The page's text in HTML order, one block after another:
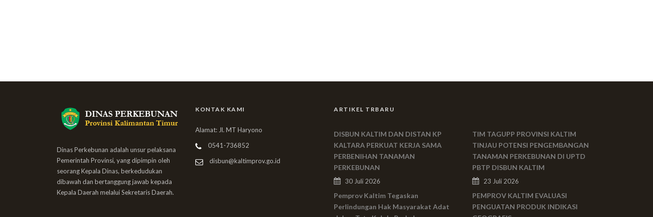
Dinas Perkebunan adalah unsur pelaksana
Pemerintah Provinsi, yang dipimpin oleh
seorang Kepala Dinas, berkedudukan
dibawah dan bertanggung jawab kepada
Kepala Daerah melalui Sekretaris Daerah.
KONTAK KAMI
Alamat: Jl. MT Haryono
0541-736852
disbun@kaltimprov.go.id
ARTIKEL TRBARU
DISBUN KALTIM DAN DISTAN KP
KALTARA PERKUAT KERJA SAMA
PERBENIHAN TANAMAN
PERKEBUNAN
30 Juli 2026
Pemprov Kaltim Tegaskan
Perlindungan Hak Masyarakat Adat
TIM TAGUPP PROVINSI KALTIM
TINJAU POTENSI PENGEMBANGAN
TANAMAN PERKEBUNAN DI UPTD
PBTP DISBUN KALTIM
23 Juli 2026
PEMPROV KALTIM EVALUASI
PENGUATAN PRODUK INDIKASI